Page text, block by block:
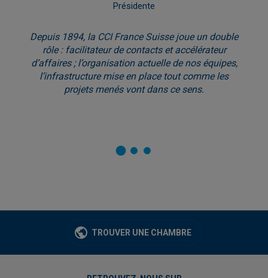
Présidente
Depuis 1894, la CCI France Suisse joue un double
rôle : facilitateur de contacts et accélérateur
d’affaires ; l’organisation actuelle de nos équipes,
l’infrastructure mise en place tout comme les
projets menés vont dans ce sens.
TROUVER UNE CHAMBRE